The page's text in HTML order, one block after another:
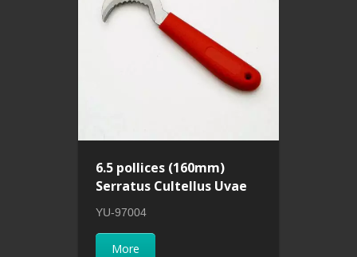
6.5 pollices (160mm)
Serratus Cultellus Uvae
YU-97004
More